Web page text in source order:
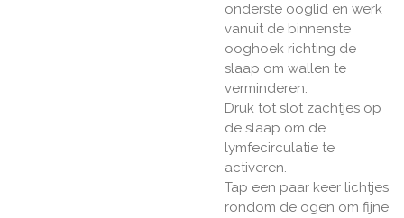
onderste ooglid en werk
vanuit de binnenste
ooghoek richting de
slaap om wallen te
verminderen.
Druk tot slot zachtjes op
de slaap om de
lymfecirculatie te
activeren.
Tap een paar keer lichtjes
rondom de ogen om fijne